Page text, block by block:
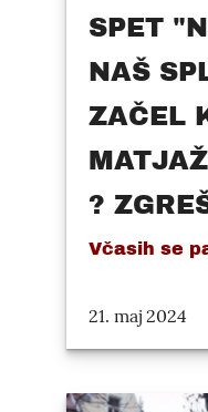
SPET
NAŠ
ZAČEL
?
Včasih se
21. maj 2024